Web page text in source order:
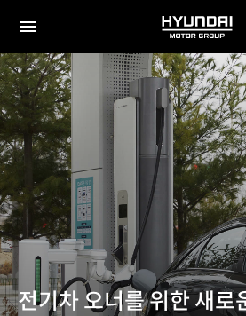
전체
메뉴
HYUNDAI
MOTOR
GROUP
전기차 오너를 위한 새로